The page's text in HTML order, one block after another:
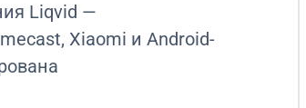
Liqvid —
Xiaomi и Android-